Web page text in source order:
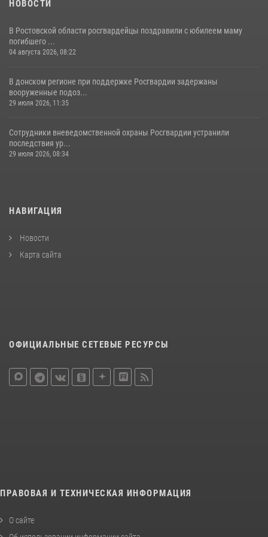
НОВОСТИ
В Ростовской области росгвардейцы поздравили с юбилеем маму
погибшего ...
04 августа 2026, 08:22
В донском регионе при поддержке Росгвардии задержаны
вооруженные подоз...
29 июля 2026, 11:35
Сотрудники вневедомственной охраны Росгвардии устранили
последствия ур...
29 июля 2026, 08:34
НАВИГАЦИЯ
Новости
Карта сайта
ОФИЦИАЛЬНЫЕ СЕТЕВЫЕ РЕСУРСЫ
ПРАВОВАЯ И ТЕХНИЧЕСКАЯ ИНФОРМАЦИЯ
О сайте